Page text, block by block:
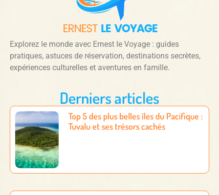
Explorez le monde avec Ernest le Voyage : guides
pratiques, astuces de réservation, destinations secrètes,
expériences culturelles et aventures en famille.
Derniers articles
Top 5 des plus belles îles du Pacifique :
Tuvalu et ses trésors cachés